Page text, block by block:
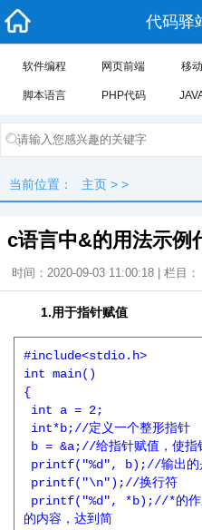
代码驿
软件编程 网页前端 移
脚本语言 PHP代码
当前位置： 主页 > >
c语言中&的用法示例
时间：2020-09-03 11:00:18 | 栏目：
1.用于指针赋值
#include<stdio.h>
int main()
{
的内容，达到简